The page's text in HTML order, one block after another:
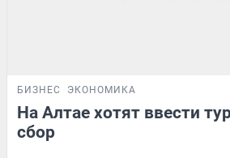
БИЗНЕС ЭКОНОМИКА
На Алтае хотят ввести
сбор